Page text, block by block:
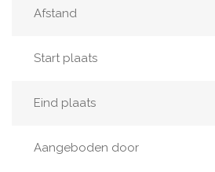
Afstand
Start plaats
Eind plaats
Aangeboden door